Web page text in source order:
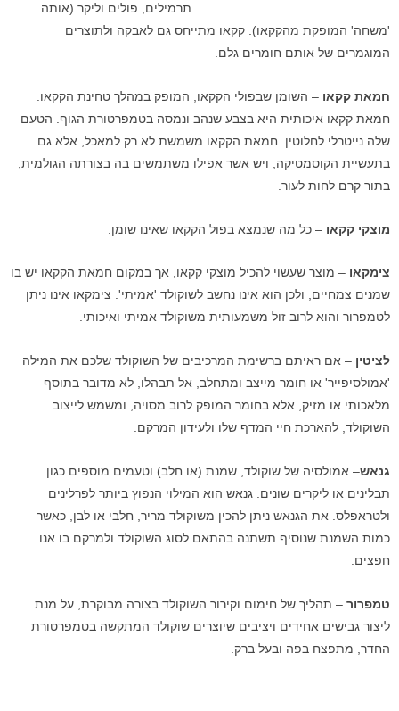
תרמילים, פולים וליקר (אותה
'משחה' המופקת מהקקאו). קקאו מתייחס גם לאבקה ולתוצרים
המוגמרים של אותם חומרים גלם.
חמאת קקאו – השומן שבפולי הקקאו, המופק במהלך טחינת הקקאו.
חמאת קקאו איכותית היא בצבע שנהב ונמסה בטמפרטורת הגוף. הטעם
שלה נייטרלי לחלוטין. חמאת הקקאו משמשת לא רק למאכל, אלא גם
בתעשיית הקוסמטיקה, ויש אשר אפילו משתמשים בה בצורתה הגולמית,
בתור קרם לחות לעור.
מוצקי קקאו – כל מה שנמצא בפול הקקאו שאינו שומן.
צימקאו – מוצר שעשוי להכיל מוצקי קקאו, אך במקום חמאת הקקאו יש בו
שמנים צמחיים, ולכן הוא אינו נחשב לשוקולד 'אמיתי'. צימקאו אינו ניתן
לטמפרור והוא לרוב זול משמעותית משוקולד אמיתי ואיכותי.
לציטין – אם ראיתם ברשימת המרכיבים של השוקולד שלכם את המילה
'אמולסיפייר' או חומר מייצב ומתחלב, אל תבהלו, לא מדובר בתוסף
מלאכותי או מזיק, אלא בחומר המופק לרוב מסויה, ומשמש לייצוב
השוקולד, להארכת חיי המדף שלו ולעידון המרקם.
גנאש– אמולסיה של שוקולד, שמנת (או חלב) וטעמים מוספים כגון
תבלינים או ליקרים שונים. גנאש הוא המילוי הנפוץ ביותר לפרלינים
ולטראפלס. את הגנאש ניתן להכין משוקולד מריר, חלבי או לבן, כאשר
כמות השמנת שנוסיף תשתנה בהתאם לסוג השוקולד ולמרקם בו אנו
חפצים.
טמפרור – תהליך של חימום וקירור השוקולד בצורה מבוקרת, על מנת
ליצור גבישים אחידים ויציבים שיוצרים שוקולד המתקשה בטמפרטורת
החדר, מתפצח בפה ובעל ברק.